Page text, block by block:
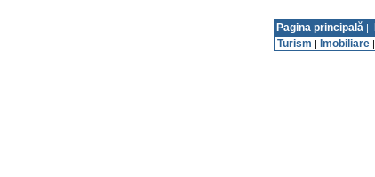
Pagina principală |
Turism | Imobiliare |